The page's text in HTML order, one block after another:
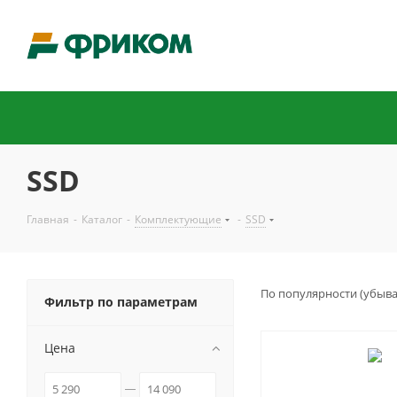
SSD
Главная - Каталог - Комплектующие - SSD
По популярности
Фильтр по параметрам
Цена